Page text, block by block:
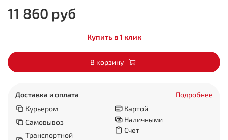
11 860 руб
Купить в 1 клик
В корзину
Доставка и оплата
Подробнее
Курьером
Самовывоз
Транспортной
Картой
Наличными
Счет